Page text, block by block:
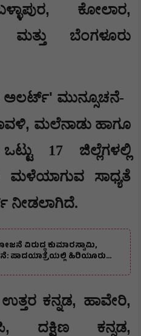
, ಕೋಲಾರ,
ಬೆಂಗಳೂರು
ಅಲರ್ಟ್' ಮುನ್ಸೂಚನೆ-
, ಮಲೆನಾಡು ಹಾಗೂ
17 ಜಿಲ್ಲೆಗಳಲ್ಲಿ
ಮಳೆಯಾಗುವ ಸಾಧ್ಯತೆ
ವಿರುದ್ಧ ಕುಮಾರಸ್ವಾಮಿ,
ಪಾದಯಾತ್ರೆಯಲ್ಲಿ ಹಿರಿಯೂರು
ಉತ್ತರ ಕನ್ನಡ, ಹಾವೇರಿ,
, ದಕ್ಷಿಣ ಕನ್ನಡ,